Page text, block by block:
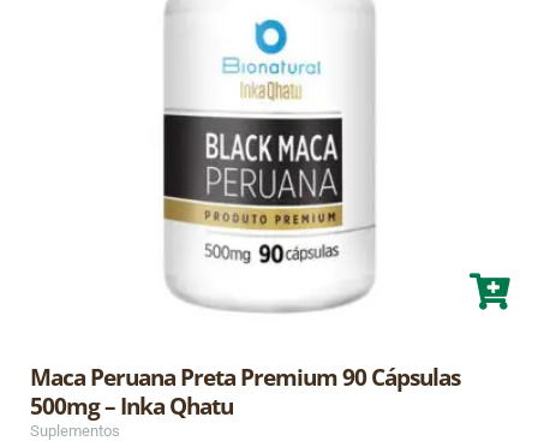
Maca Peruana Preta Premium 90 Cápsulas
500mg – Inka Qhatu
Suplementos